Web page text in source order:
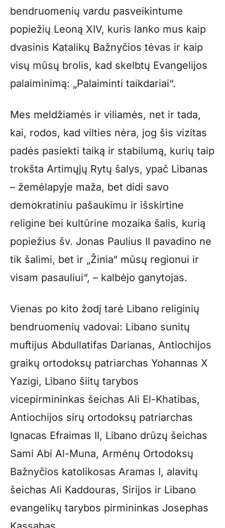
bendruomenių vardu pasveikintume
popiežių Leoną XIV, kuris lanko mus kaip
dvasinis Katalikų Bažnyčios tėvas ir kaip
visų mūsų brolis, kad skelbtų Evangelijos
palaiminimą: „Palaiminti taikdariai“.
Mes meldžiamės ir viliamės, net ir tada,
kai, rodos, kad vilties nėra, jog šis vizitas
padės pasiekti taiką ir stabilumą, kurių taip
trokšta Artimųjų Rytų šalys, ypač Libanas
– žemėlapyje maža, bet didi savo
demokratiniu pašaukimu ir išskirtine
religine bei kultūrine mozaika šalis, kurią
popiežius šv. Jonas Paulius II pavadino ne
tik šalimi, bet ir „Žinia“ mūsų regionui ir
visam pasauliui“, – kalbėjo ganytojas.
Vienas po kito žodį tarė Libano religinių
bendruomenių vadovai: Libano sunitų
muftijus Abdullatifas Darianas, Antiochijos
graikų ortodoksų patriarchas Yohannas X
Yazigi, Libano šiitų tarybos
vicepirmininkas šeichas Ali El-Khatibas,
Antiochijos sirų ortodoksų patriarchas
Ignacas Efraimas II, Libano drūzų šeichas
Sami Abi Al-Muna, Armėnų Ortodoksų
Bažnyčios katolikosas Aramas I, alavitų
šeichas Ali Kaddouras, Sirijos ir Libano
evangelikų tarybos pirmininkas Josephas